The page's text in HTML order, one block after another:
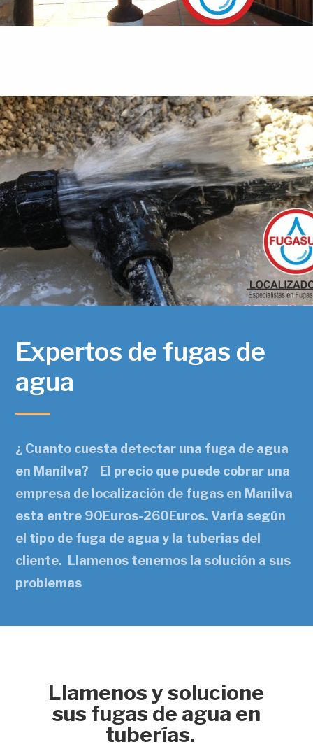
Expertos de fugas de
agua
¿ Cuanto cuesta detectar una fuga de agua
en Manilva? El precio que puede cobrar una
empresa de localización de fugas en Manilva
esta entre 90Euros-260Euros. Varía según
el tipo de fuga de agua y la tuberias del
cliente. Llamenos tenemos la solución a sus
problemas
Llamenos y solucione
sus fugas de agua en
tuberías.